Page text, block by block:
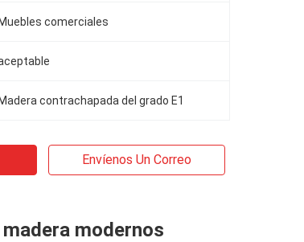
Muebles comerciales
Madera contrachapada del grado E1
Envíenos Un Correo
modernos